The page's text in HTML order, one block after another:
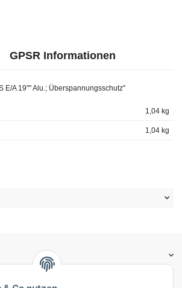
GPSR Informationen
E/A 19"" Alu.; Überspannungsschutz"
1,04 kg
1,04 kg